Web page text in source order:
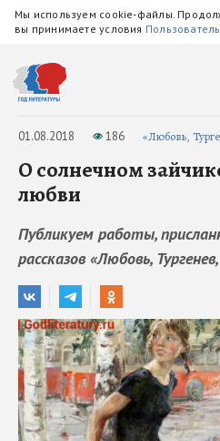
Мы используем cookie-файлы.
вы принимаете условия
01.08.2018 186 «Любовь,
О солнечном
любви
Публикуем работы,
рассказов «Любовь,